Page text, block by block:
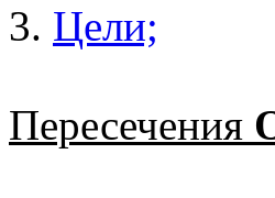
3. Цели;
Пересечения